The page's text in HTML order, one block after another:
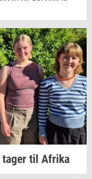
tager til Afri­ka